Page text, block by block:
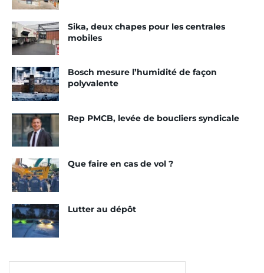
Sika, deux chapes pour les centrales
mobiles
Bosch mesure l’humidité de façon
polyvalente
Rep PMCB, levée de boucliers syndicale
Que faire en cas de vol ?
Lutter au dépôt